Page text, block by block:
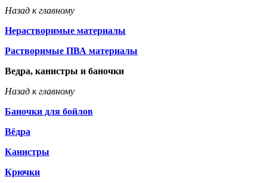
Назад к главному
Нерастворимые материалы
Растворимые ПВА материалы
Ведра, канистры и баночки
Назад к главному
Баночки для бойлов
Вёдра
Канистры
Крючки